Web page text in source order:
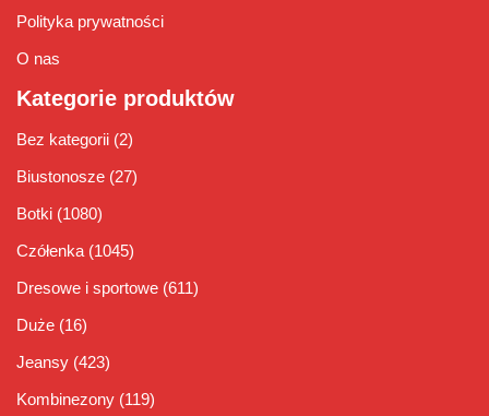
Polityka prywatności
O nas
Kategorie produktów
Bez kategorii (2)
Biustonosze (27)
Botki (1080)
Czółenka (1045)
Dresowe i sportowe (611)
Duże (16)
Jeansy (423)
Kombinezony (119)